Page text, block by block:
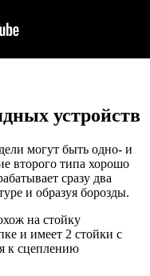
устройств
могут быть одно- и
второго типа хорошо
сразу два
и образуя борозды.
на стойку
и имеет 2 стойки с
к сцеплению